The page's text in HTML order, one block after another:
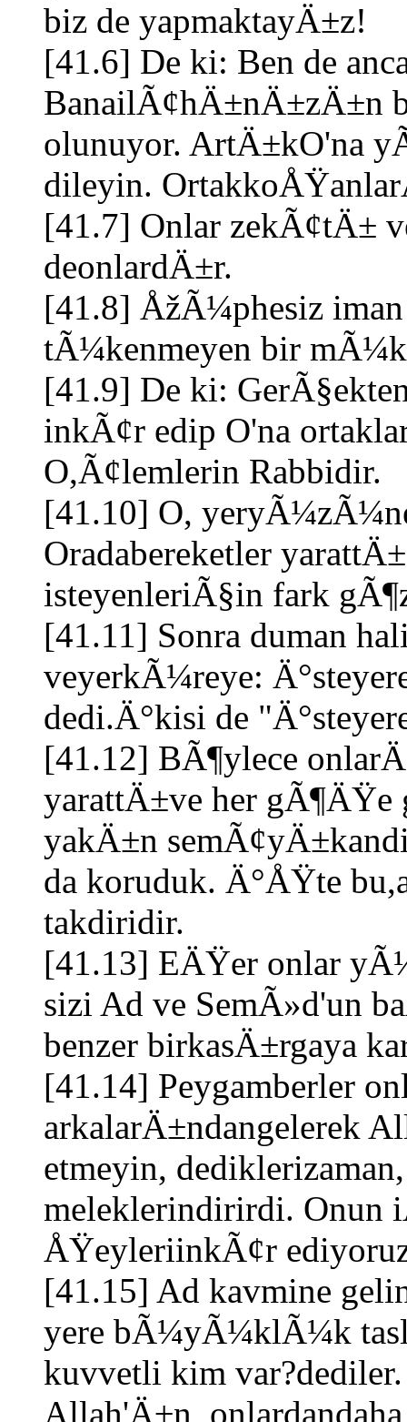
biz de yapmaktayÄ±z!
[41.6] De ki: Ben de
BanailÃ¢hÄ±nÄ±zÄ±n
olunuyor. ArtÄ±kO'na
dileyin.
[41.7] Onlar zekÃ¢tÄ±
deonlardÄ±r.
[41.8] ÅžÃ¼phesiz
tÃ¼kenmeyen bir
[41.9] De ki:
inkÃ¢r edip O'na
O,Ã¢lemlerin Rabbidir.
[41.10] O,
Oradabereketler
isteyenleriÃ§in fark
[41.11] Sonra duman
veyerkÃ¼reye:
dedi.Ä°kisi de
[41.12] BÃ¶ylece
yarattÄ±ve her
yakÄ±n
da koruduk. Ä°ÅŸte
takdiridir.
[41.13] EÄŸer onlar
sizi Ad ve SemÃ»d'un
benzer birkasÄ±rgaya
[41.14] Peygamberler
arkalarÄ±ndangelerek
etmeyin,
meleklerindirirdi. Onun
ÅŸeyleriinkÃ¢r
[41.15] Ad kavmine
yere bÃ¼yÃ¼klÃ¼k
kuvvetli kim
Allah'Ä±n,